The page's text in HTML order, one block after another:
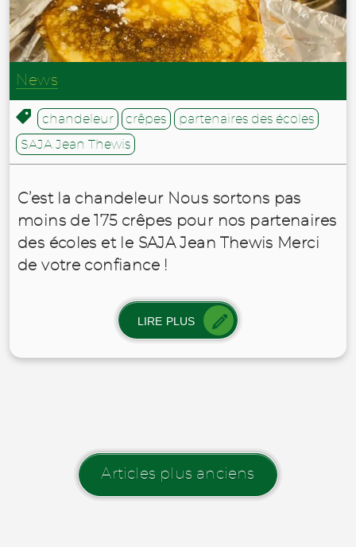
News
chandeleur crêpes
partenaires des écoles
SAJA Jean Thewis
C’est la chandeleur Nous sortons pas
moins de 175 crêpes pour nos partenaires
des écoles et le SAJA Jean Thewis Merci
de votre confiance !
LIRE PLUS
Articles plus anciens